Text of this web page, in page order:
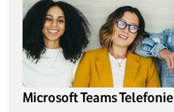
Microsoft Teams Telefonie